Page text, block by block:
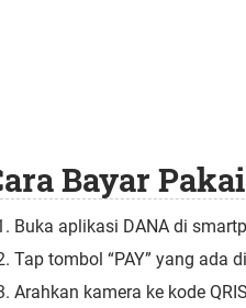
Bayar
Buka aplikasi DANA di
Tap tombol “PAY” yang ada
Arahkan kamera ke kode